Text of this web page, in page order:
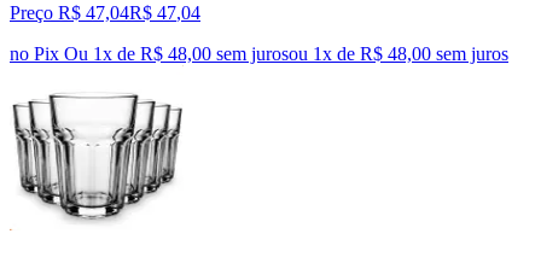
Preço R$ 47,04R$ 47,04
no Pix Ou 1x de R$ 48,00 sem jurosou 1x de R$ 48,00 sem juros